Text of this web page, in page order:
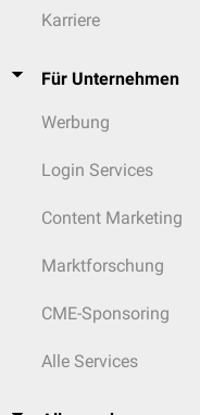
Karriere
Für Unternehmen
Werbung
Login Services
Content Marketing
Marktforschung
CME-Sponsoring
Alle Services